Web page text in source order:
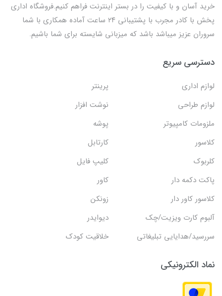
خرید آسان و با کیفیت را در بستر اینترنت فراهم کنیم.فروشگاه اداری
پخش با کادر مجرب با پشتیبانی ۲۴ ساعت آماده همکاری با شما
سروران عزیز میباشد باشد که میزبانی شایسته برای شما باشیم.
دسترسی سریع
لوازم اداری
پرینتر
لوازم طراحی
نوشت افزار
ملزومات کامپیوتر
پوشه
کلاسور
کارتابل
کلربوک
کلیپ فایل
پاکت دکمه دار
کاور
کلاسور کاور دار
زونکن
آلبوم کارت ویزیت/چک
دیوایدر
سررسید/هدایایی تبلیغاتی
خلاقیت کودک
نماد الکترونیکی